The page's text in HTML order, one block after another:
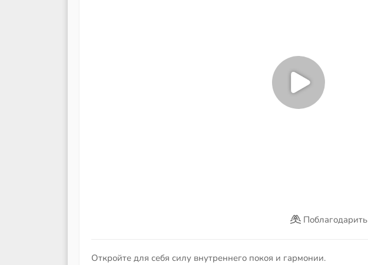
Поблагодарить
Откройте для себя силу внутреннего покоя и гармонии.